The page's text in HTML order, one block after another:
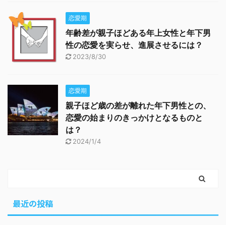
恋愛期
年齢差が親子ほどある年上女性と年下男
性の恋愛を実らせ、進展させるには？
2023/8/30
恋愛期
親子ほど歳の差が離れた年下男性との、
恋愛の始まりのきっかけとなるものと
は？
2024/1/4
最近の投稿